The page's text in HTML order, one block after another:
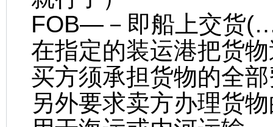
FOB—－即船上交货
在指定的装运港把货
买方须承担货物的全
另外要求卖方办理货